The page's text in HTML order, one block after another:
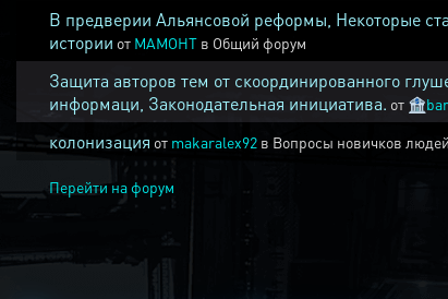
В предверии Альянсовой реформы, Некоторые
истории от MAMOHT в Общий форум
Защита авторов тем от скоординированного
информаци, Законодательная инициатива. от 🏦
колонизация от makaralex92 в Вопросы новичков людей
Перейти на форум